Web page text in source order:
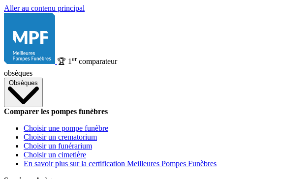
Aller au contenu principal
🏆 1 ercomparateur
obsèques
Obsèques
Comparer les pompes funèbres
Choisir une pompe funèbre
Choisir un crematorium
Choisir un funérarium
Choisir un cimetière
En savoir plus sur la certification Meilleures Pompes Funèbres